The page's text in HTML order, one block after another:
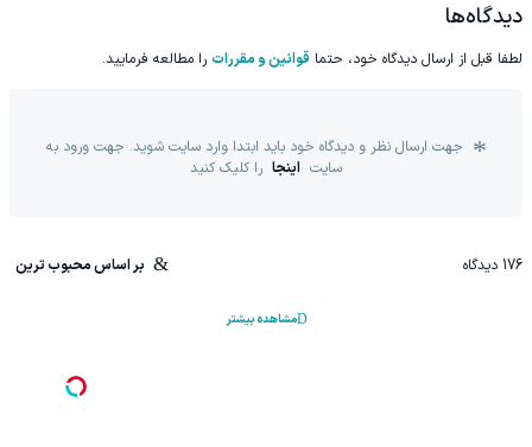
دیدگاه‌ها
لطفا قبل از ارسال دیدگاه خود، حتما قوانین و مقررات را مطالعه فرمایید.
جهت ارسال نظر و دیدگاه خود باید ابتدا وارد سایت شوید. جهت ورود به
سایت اینجا را کلیک کنید
176 دیدگاه بر اساس محبوب ترین
مشاهده بیشتر